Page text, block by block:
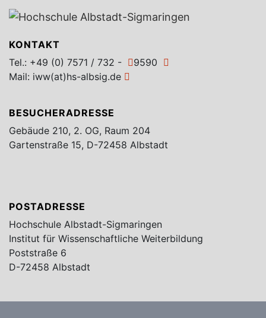
KONTAKT
Tel.: +49 (0) 7571 / 732 -
9590
Mail: iww(at)hs-albsig.de
BESUCHERADRESSE
Gebäude 210, 2. OG, Raum 204
Gartenstraße 15, D-72458 Albstadt
POSTADRESSE
Hochschule Albstadt-Sigmaringen
Institut für Wissenschaftliche Weiterbildung
Poststraße 6
D-72458 Albstadt